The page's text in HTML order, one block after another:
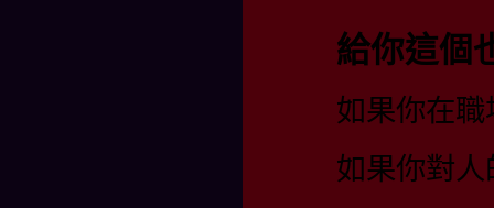
給你這個
如果你在
如果你對